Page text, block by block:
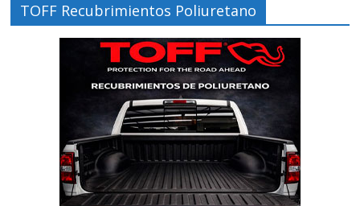
TOFF Recubrimientos Poliuretano